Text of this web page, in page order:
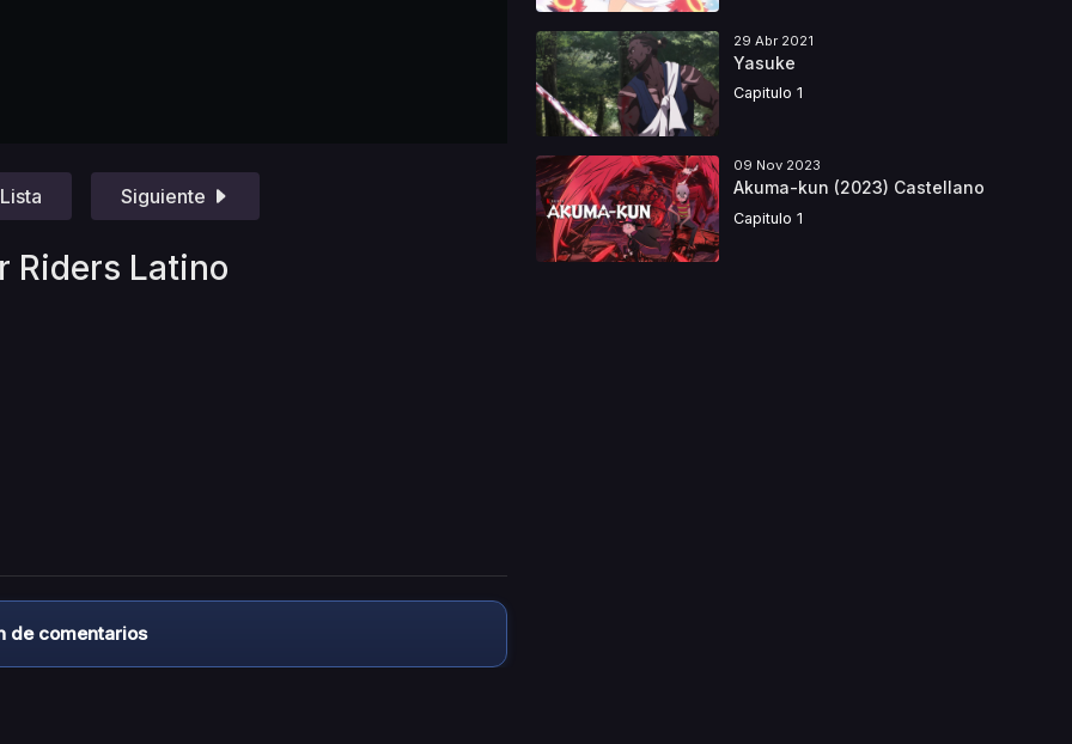
Lista Siguiente
Riders Latino
de comentarios
29 Abr 2021
Yasuke
Capitulo 1
09 Nov 2023
Akuma-kun (2023) Castellano
Capitulo 1